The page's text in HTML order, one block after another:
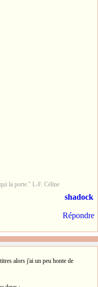
la porte." L-F. Céline
shadock
Répondre
alors j'ai un peu honte de